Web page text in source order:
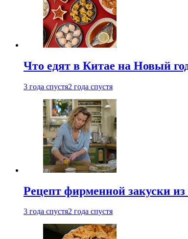
Что едят в Китае на Новый
3 года спустя2 года спустя
Рецепт фирменной закуски
3 года спустя2 года спустя